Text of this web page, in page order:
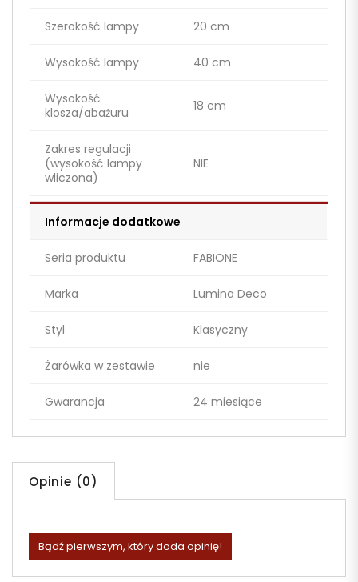
Szerokość lampy 20 cm
Wysokość lampy 40 cm
Wysokość
klosza/abażuru
18 cm
Zakres regulacji
(wysokość lampy
wliczona)
NIE
Informacje dodatkowe
Seria produktu FABIONE
Marka Lumina Deco
Styl Klasyczny
Żarówka w zestawie nie
Gwarancja 24 miesiące
Opinie (0)
Bądź pierwszym, który doda opinię!